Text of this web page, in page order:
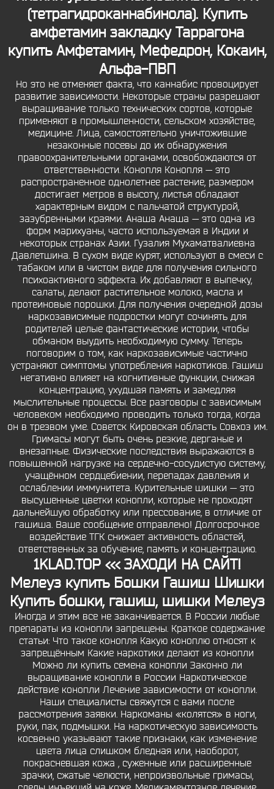
(тетрагидроканнабинола). Купить
амфетамин закладку Таррагона
купить Амфетамин, Мефедрон, Кокаин,
Альфа-ПВП
Но это не отменяет факта, что каннабис провоцирует
развитие зависимости. Некоторые страны разрешают
выращивание только технических сортов, которые
применяют в промышленности, сельском хозяйстве,
медицине. Лица, самостоятельно уничтожившие
незаконные посевы до их обнаружения
правоохранительными органами, освобождаются от
ответственности. Конопля Конопля — это
распространенное однолетнее растение, размером
достигает метров в высоту, листья обладают
характерным видом с пальчатой структурой,
зазубренными краями. Анаша Анаша — это одна из
форм марихуаны, часто используемая в Индии и
некоторых странах Азии. Гузалия Мухаматвалиевна
Давлетшина. В сухом виде курят, используют в смеси с
табаком или в чистом виде для получения сильного
психоактивного эффекта. Их добавляют в выпечку,
салаты, делают растительное молоко, масла и
протеиновые порошки. Для получения очередной дозы
наркозависимые подростки могут сочинять для
родителей целые фантастические истории, чтобы
обманом выудить необходимую сумму. Теперь
поговорим о том, как наркозависимые частично
устраняют симптомы употребления наркотиков. Гашиш
негативно влияет на когнитивные функции, снижая
концентрацию, ухудшая память и замедляя
мыслительные процессы. Все разговоры с зависимым
человеком необходимо проводить только тогда, когда
он в трезвом уме. Советск Кировская область Совхоз им.
Гримасы могут быть очень резкие, дерганые и
внезапные. Физические последствия выражаются в
повышенной нагрузке на сердечно-сосудистую систему,
учащённом сердцебиении, перепадах давления и
ослаблении иммунитета. Курительные шишки — это
высушенные цветки конопли, которые не проходят
дальнейшую обработку или прессование, в отличие от
гашиша. Ваше сообщение отправлено! Долгосрочное
воздействие ТГК снижает активность областей,
ответственных за обучение, память и концентрацию.
1KLAD.TOP <<< ЗАХОДИ НА САЙТ!
Мелеуз купить Бошки Гашиш Шишки
Купить бошки, гашиш, шишки Мелеуз
Иногда и этим все не заканчивается. В России любые
препараты из конопли запрещены. Краткое содержание
статьи: Что такое конопля Какую коноплю относят к
запрещённым Какие наркотики делают из конопли
Можно ли купить семена конопли Законно ли
выращивание конопли в России Наркотическое
действие конопли Лечение зависимости от конопли.
Наши специалисты свяжутся с вами после
рассмотрения заявки. Наркоманы «колятся» в ноги,
руки, пах, подмышки. На наркотическую зависимость
косвенно указывают такие признаки, как изменение
цвета лица слишком бледная или, наоборот,
покрасневшая кожа , суженные или расширенные
зрачки, сжатые челюсти, непроизвольные гримасы,